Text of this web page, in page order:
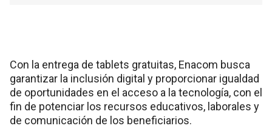
Con la entrega de tablets gratuitas, Enacom busca
garantizar la inclusión digital y proporcionar igualdad
de oportunidades en el acceso a la tecnología, con el
fin de potenciar los recursos educativos, laborales y
de comunicación de los beneficiarios.